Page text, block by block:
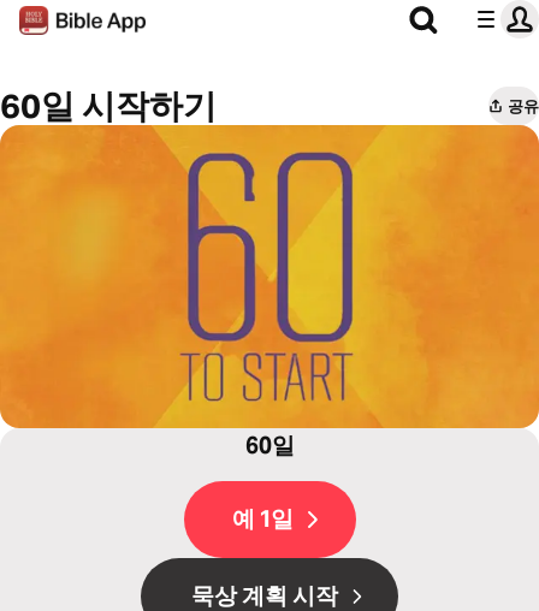
60일 시작하기 공유
60일
예 1일
묵상 계획 시작